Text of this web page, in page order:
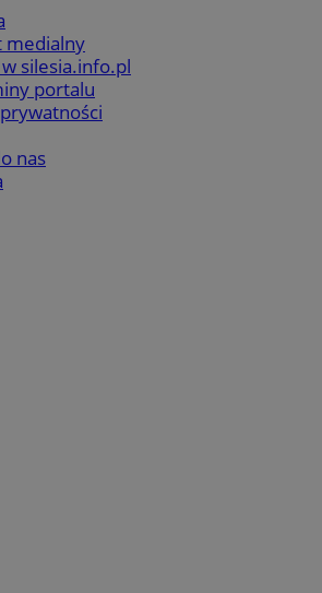
medialny
silesia.info.pl
portalu
nas